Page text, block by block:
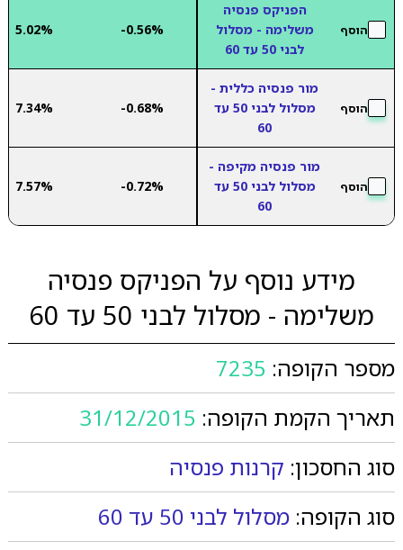
הוסף
הפניקס פנסיה
משלימה - מסלול
לבני 50 עד 60
-0.56%
5.02%
הוסף
מור פנסיה כללית -
מסלול לבני 50 עד
60
-0.68%
7.34%
הוסף
מור פנסיה מקיפה -
מסלול לבני 50 עד
60
-0.72%
7.57%
מידע נוסף על הפניקס פנסיה
משלימה - מסלול לבני 50 עד 60
מספר הקופה: 7235
תאריך הקמת הקופה: 31/12/2015
סוג החסכון: קרנות פנסיה
סוג הקופה: מסלול לבני 50 עד 60